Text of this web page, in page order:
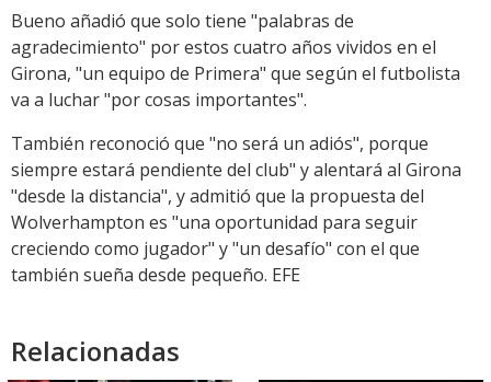
Bueno añadió que solo tiene "palabras de
agradecimiento" por estos cuatro años vividos en el
Girona, "un equipo de Primera" que según el futbolista
va a luchar "por cosas importantes".
También reconoció que "no será un adiós", porque
siempre estará pendiente del club" y alentará al Girona
"desde la distancia", y admitió que la propuesta del
Wolverhampton es "una oportunidad para seguir
creciendo como jugador" y "un desafío" con el que
también sueña desde pequeño. EFE
Relacionadas